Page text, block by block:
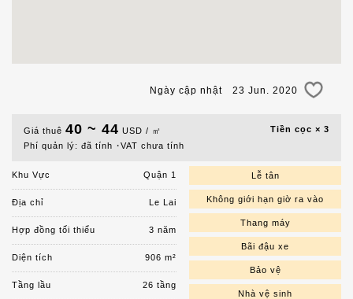
Ngày cập nhật 23 Jun. 2020
Giá thuê 40 ~ 44 USD / ㎡
Tiền cọc × 3
Phí quản lý: đã tính
VAT chưa tính
Khu Vực Quận 1
Địa chỉ Le Lai
Hợp đồng tối thiểu 3 năm
Diện tích 906 m²
Tầng lầu 26 tầng
Lễ tân
Không giới hạn giờ ra vào
Thang máy
Bãi đậu xe
Bảo vệ
Nhà vệ sinh